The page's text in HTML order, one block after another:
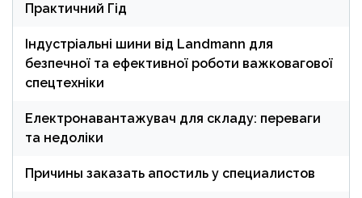
Практичний Гід
Індустріальні шини від Landmann для
безпечної та ефективної роботи важковагової
спецтехніки
Електронавантажувач для складу: переваги
та недоліки
Причины заказать апостиль у специалистов